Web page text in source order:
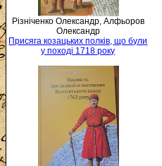
Різніченко Олександр, Алфьоров
Олександр
Присяга козацьких полків, що були
у поході 1718 року